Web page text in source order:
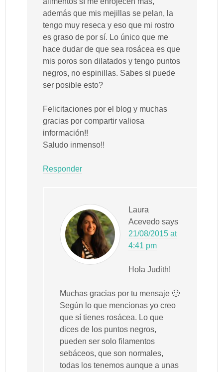
además que mis mejillas se pelan, la
tengo muy reseca y eso que mi rostro
es graso de por sí. Lo único que me
hace dudar de que sea rosácea es que
mis poros son dilatados y tengo puntos
negros, no espinillas. Sabes si puede
ser posible esto?
Felicitaciones por el blog y muchas
gracias por compartir valiosa
información!!
Saludo inmenso!!
Responder
Laura
Acevedo says
21/08/2015 at
4:41 pm
Hola Judith!
Muchas gracias por tu mensaje 🙂
Según lo que mencionas yo creo
que sí tienes rosácea. Lo que
dices de los puntos negros,
pueden ser solo filamentos
sebáceos, que son normales,
todas los tenemos aunque a unas